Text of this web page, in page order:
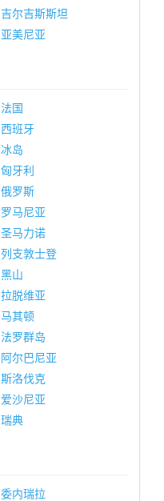
吉尔吉斯斯坦
亚美尼亚
法国
西班牙
冰岛
匈牙利
俄罗斯
罗马尼亚
圣马力诺
列支敦士登
黑山
拉脱维亚
马其顿
法罗群岛
阿尔巴尼亚
斯洛伐克
爱沙尼亚
瑞典
委内瑞拉